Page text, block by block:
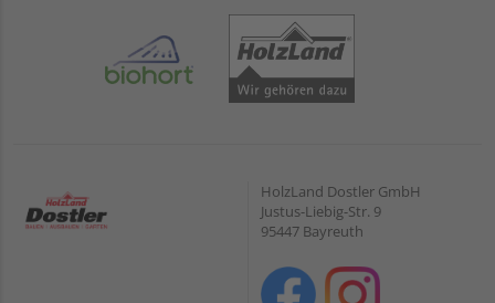
HolzLand Dostler GmbH
Justus-Liebig-Str. 9
95447 Bayreuth